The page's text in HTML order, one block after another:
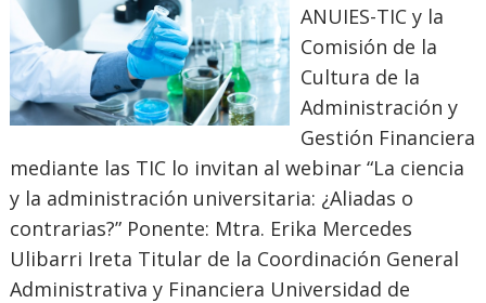
ANUIES-TIC y la
Comisión de la
Cultura de la
Administración y
Gestión Financiera
mediante las TIC lo invitan al webinar “La ciencia
y la administración universitaria: ¿Aliadas o
contrarias?” Ponente: Mtra. Erika Mercedes
Ulibarri Ireta Titular de la Coordinación General
Administrativa y Financiera Universidad de